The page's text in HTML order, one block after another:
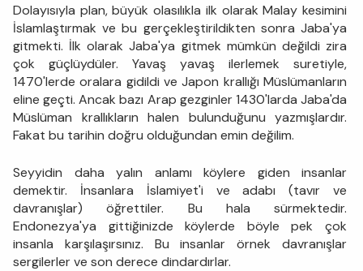
Dolayısıyla plan, büyük olasılıkla ilk olarak Malay kesimini
İslamlaştırmak ve bu gerçekleştirildikten sonra Jaba'ya
gitmekti. İlk olarak Jaba'ya gitmek mümkün değildi zira
çok güçlüydüler. Yavaş yavaş ilerlemek suretiyle,
1470'lerde oralara gidildi ve Japon krallığı Müslümanların
eline geçti. Ancak bazı Arap gezginler 1430'larda Jaba'da
Müslüman krallıkların halen bulunduğunu yazmışlardır.
Fakat bu tarihin doğru olduğundan emin değilim.
Seyyidin daha yalın anlamı köylere giden insanlar
demektir. İnsanlara İslamiyet'i ve adabı (tavır ve
davranışlar) öğrettiler. Bu hala sürmektedir.
Endonezya'ya gittiğinizde köylerde böyle pek çok
insanla karşılaşırsınız. Bu insanlar örnek davranışlar
sergilerler ve son derece dindardırlar.